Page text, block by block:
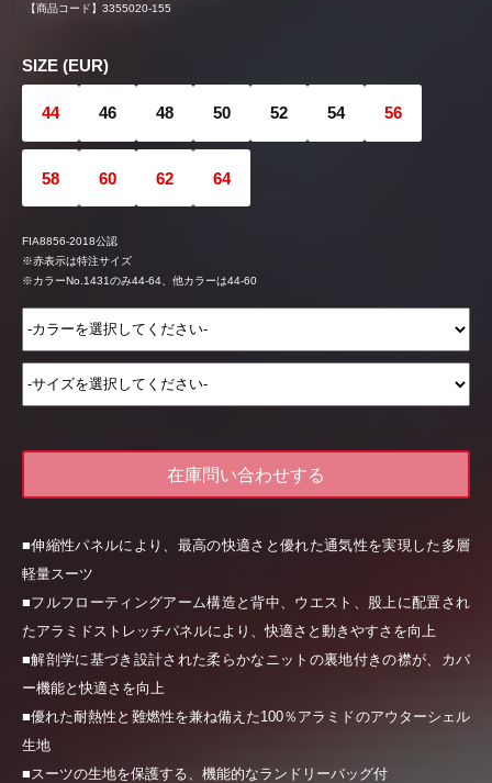
【商品コード】 3355020-155
SIZE (EUR)
44 46 48 50 52 54 56
58 60 62 64
FIA8856-2018公認
※赤表示は特注サイズ
※カラーNo.1431のみ44-64、他カラーは44-60
在庫問い合わせする
■伸縮性パネルにより、最高の快適さと優れた通気性を実現した多層
軽量スーツ
■フルフローティングアーム構造と背中、ウエスト、股上に配置され
たアラミドストレッチパネルにより、快適さと動きやすさを向上
■解剖学に基づき設計された柔らかなニットの裏地付きの襟が、カバ
ー機能と快適さを向上
■優れた耐熱性と難燃性を兼ね備えた100％アラミドのアウターシェル
生地
■スーツの生地を保護する、機能的なランドリーバッグ付